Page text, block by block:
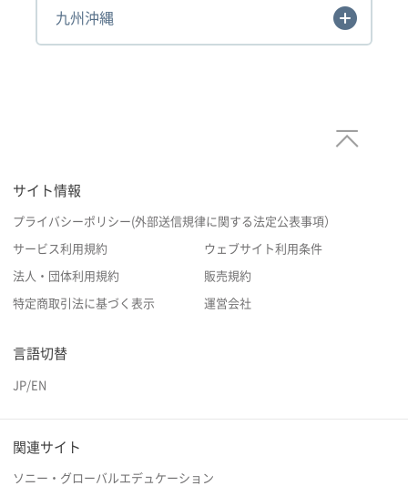
九州沖縄
サイト情報
プライバシーポリシー(外部送信規律に関する法定公表事項）
サービス利用規約 ウェブサイト利用条件
法人・団体利用規約 販売規約
特定商取引法に基づく表示 運営会社
言語切替
JP/EN
関連サイト
ソニー・グローバルエデュケーション